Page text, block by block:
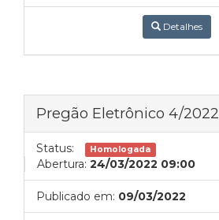
Detalhes
Pregão Eletrônico 4/2022
Status: Homologada
Abertura: 24/03/2022 09:00
Publicado em: 09/03/2022